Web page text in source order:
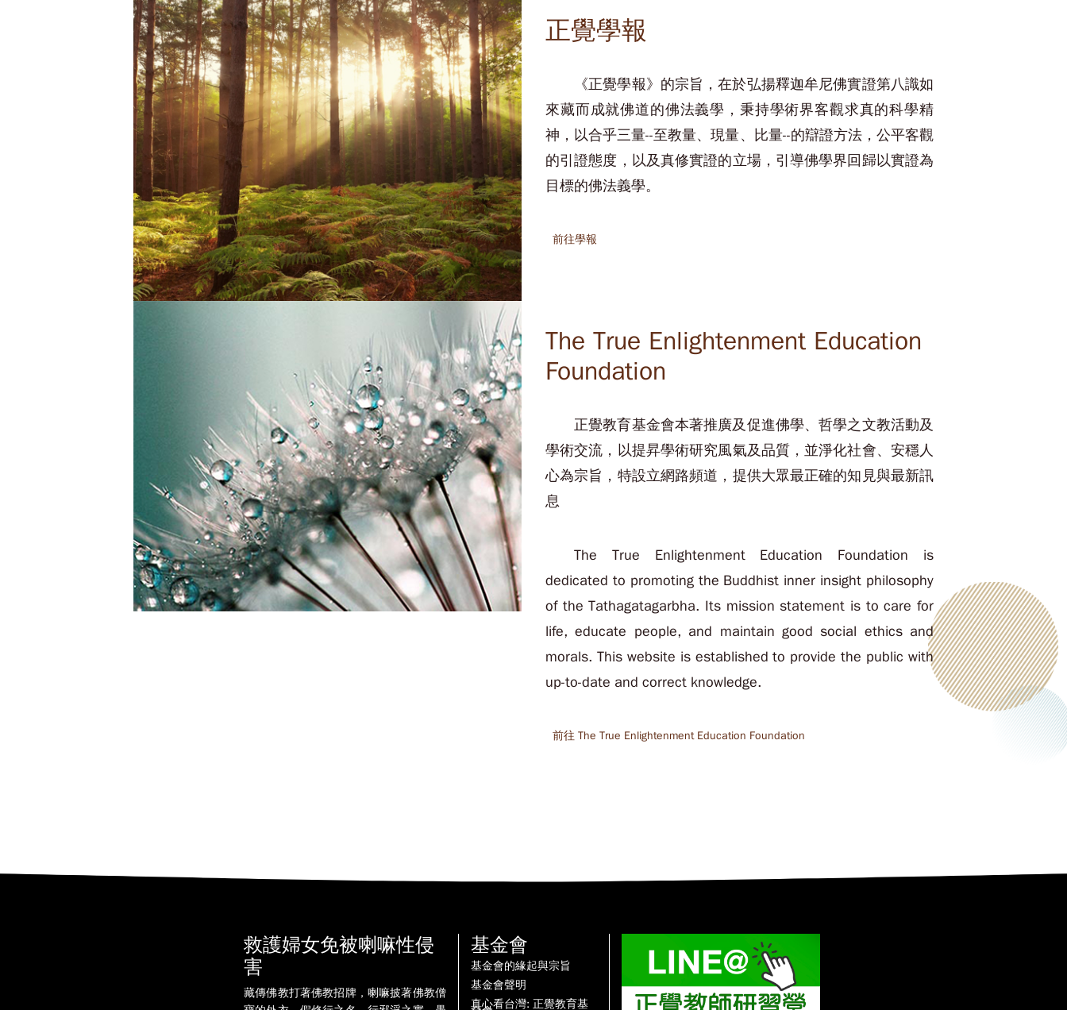
正覺學報
《正覺學報》的宗旨，在於弘揚釋迦牟尼佛實證第八識如
來藏而成就佛道的佛法義學，秉持學術界客觀求真的科學精
神，以合乎三量--至教量、現量、比量--的辯證方法，公平客觀
的引證態度，以及真修實證的立場，引導佛學界回歸以實證為
目標的佛法義學。
前往學報
The True Enlightenment Education
Foundation
正覺教育基金會本著推廣及促進佛學、哲學之文教活動及
學術交流，以提昇學術研究風氣及品質，並淨化社會、安穩人
心為宗旨，特設立網路頻道，提供大眾最正確的知見與最新訊
息
The True Enlightenment Education Foundation is
dedicated to promoting the Buddhist inner insight philosophy
of the Tathagatagarbha. Its mission statement is to care for
life, educate people, and maintain good social ethics and
morals. This website is established to provide the public with
up-to-date and correct knowledge.
前往 The True Enlightenment Education Foundation
救護婦女免被喇嘛性侵
害
藏傳佛教打著佛教招牌，喇嘛披著佛教僧
基金會
基金會的緣起與宗旨
基金會聲明
真心看台灣: 正覺教育基